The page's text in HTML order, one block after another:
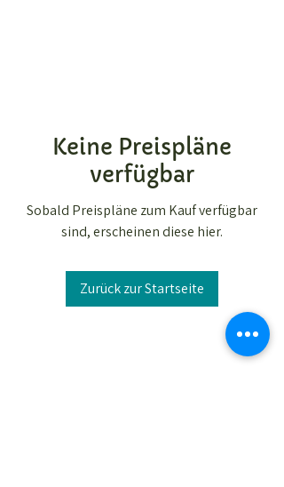
Keine Preispläne
verfügbar
Sobald Preispläne zum Kauf verfügbar
sind, erscheinen diese hier.
Zurück zur Startseite